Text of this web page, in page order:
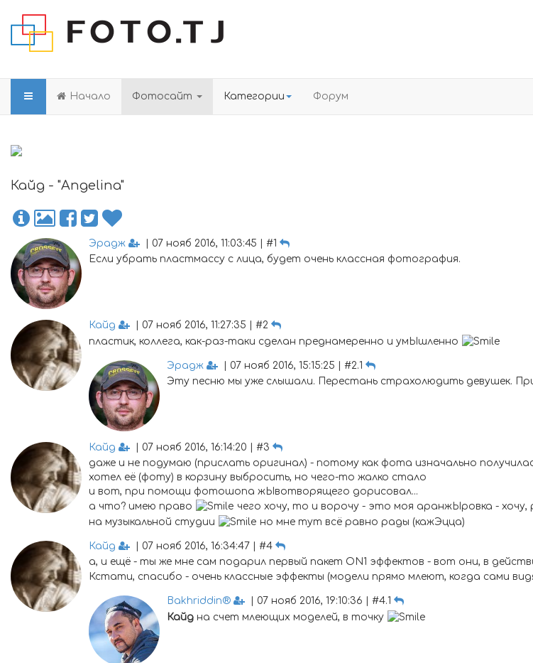
Начало Фотосайт Категории Форум
Кайд - "Angelina"
Эрадж
| 07 нояб 2016, 11:03:45 | #1
Если убрать пластмассу с лица, будет очень классная фотография.
Кайд
| 07 нояб 2016, 11:27:35 | #2
пластик, коллега, как-раз-таки сделан преднамеренно и умЫшленно
Эрадж
| 07 нояб 2016, 15:15:25 | #2.1
Эту песню мы уже слышали. Перестань страхолюдить девушек.
Кайд
| 07 нояб 2016, 16:14:20 | #3
даже и не подумаю (прислать оригинал) - потому как фота изначально
хотел её (фоту) в корзину выбросить, но чего-то жалко стало
и вот, при помощи фотошопа жЫвотворящего дорисовал...
а что? имею право
чего хочу, то и ворочу - это моя аранжЫровка -
на музыкальной студии
но мне тут всё равно рады (кажЭцца)
Кайд
| 07 нояб 2016, 16:34:47 | #4
а, и ещё - ты же мне сам подарил первый пакет ON1 эффектов - вот они, в
Кстати, спасибо - очень классные эффекты (модели прямо млеют, когда сами
Bakhriddin®
| 07 нояб 2016, 19:10:36 | #4.1
Кайд на счет млеющих моделей, в точку